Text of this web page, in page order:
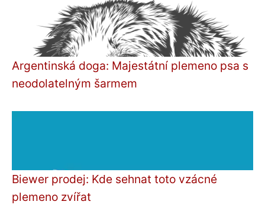
Argentinská doga: Majestátní plemeno psa s
neodolatelným šarmem
Biewer prodej: Kde sehnat toto vzácné
plemeno zvířat